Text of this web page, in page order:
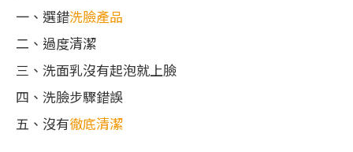
一、選錯洗臉產品
二、過度清潔
三、洗面乳沒有起泡就上臉
四、洗臉步驟錯誤
五、沒有徹底清潔